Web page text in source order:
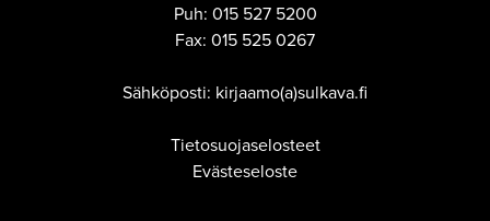
Puh: 015 527 5200
Fax: 015 525 0267
Sähköposti: kirjaamo(a)sulkava.fi
Tietosuojaselosteet
Evästeseloste